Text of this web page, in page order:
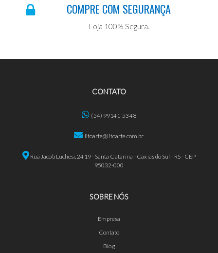
COMPRE COM SEGURANÇA
Loja 100% Segura.
CONTATO
(54) 99141-5348
litoarte@litoarte.com.br
Rua Jacob Luchesi, 2419 - Santa Catarina - Caxias do Sul - RS - CEP
95032-000
SOBRE NÓS
Empresa
Contato
Blog